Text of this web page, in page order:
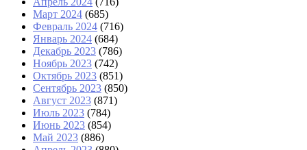
Март 2024 (685)
Февраль 2024 (716)
Январь 2024 (684)
Декабрь 2023 (786)
Ноябрь 2023 (742)
Октябрь 2023 (851)
Сентябрь 2023 (850)
Август 2023 (871)
Июль 2023 (784)
Июнь 2023 (854)
Май 2023 (886)